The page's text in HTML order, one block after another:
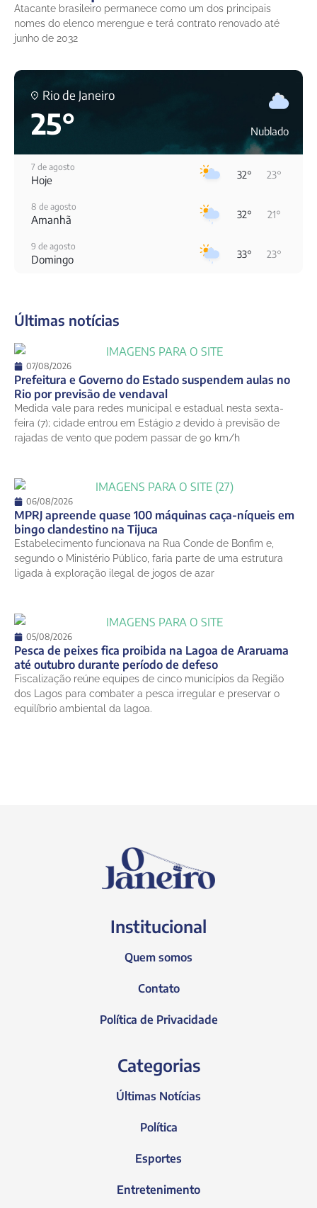
Atacante brasileiro permanece como um dos principais
nomes do elenco merengue e terá contrato renovado até
junho de 2032
Rio de Janeiro
25° Nublado
7 de agosto
Hoje 32° 23°
8 de agosto
Amanhã 32° 21°
9 de agosto
Domingo 33° 23°
11 de agosto
12 de agosto
Quarta-Feira
13 de agosto
Quinta-Feira 26° 18°
Últimas notícias
07/08/2026
Prefeitura e Governo do Estado suspendem aulas no
Rio por previsão de vendaval
Medida vale para redes municipal e estadual nesta sexta-
feira (7); cidade entrou em Estágio 2 devido à previsão de
rajadas de vento que podem passar de 90 km/h
06/08/2026
MPRJ apreende quase 100 máquinas caça-níqueis em
bingo clandestino na Tijuca
Estabelecimento funcionava na Rua Conde de Bonfim e,
segundo o Ministério Público, faria parte de uma estrutura
ligada à exploração ilegal de jogos de azar
05/08/2026
Pesca de peixes fica proibida na Lagoa de Araruama
até outubro durante período de defeso
Fiscalização reúne equipes de cinco municípios da Região
dos Lagos para combater a pesca irregular e preservar o
equilíbrio ambiental da lagoa.
Institucional
Quem somos
Contato
Política de Privacidade
Categorias
Últimas Notícias
Política
Esportes
Entretenimento